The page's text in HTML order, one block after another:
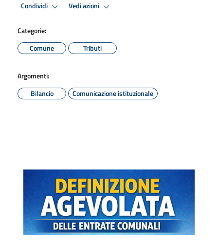
Condividi Vedi azioni
Categorie:
Comune
Tributi
Argomenti:
Bilancio
Comunicazione istituzionale